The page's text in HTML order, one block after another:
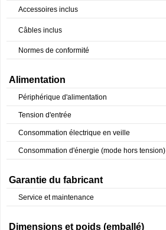
Accessoires inclus
Câbles inclus
Normes de conformité
Alimentation
Périphérique d'alimentation
Tension d'entrée
Consommation électrique en veille
Consommation d'énergie (mode hors tension)
Garantie du fabricant
Service et maintenance
Dimensions et poids (emballé)